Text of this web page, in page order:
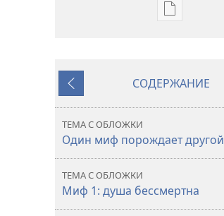
Варианты
БАШНЯ
Назад
СОДЕРЖАНИЕ
ТЕМА С ОБЛОЖКИ
Один миф порождает другой
ТЕМА С ОБЛОЖКИ
Миф 1: душа бессмертна